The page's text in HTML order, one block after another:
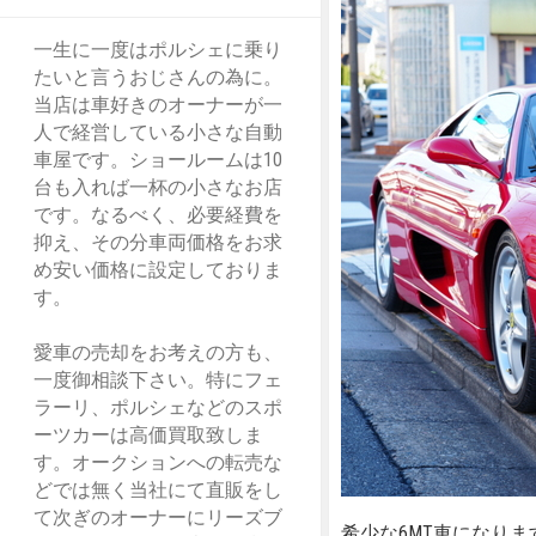
一生に一度はポルシェに乗り
たいと言うおじさんの為に。
当店は車好きのオーナーが一
人で経営している小さな自動
車屋です。ショールームは10
台も入れば一杯の小さなお店
です。なるべく、必要経費を
抑え、その分車両価格をお求
め安い価格に設定しておりま
す。
愛車の売却をお考えの方も、
一度御相談下さい。特にフェ
ラーリ、ポルシェなどのスポ
ーツカーは高価買取致しま
す。オークションへの転売な
どでは無く当社にて直販をし
て次ぎのオーナーにリーズブ